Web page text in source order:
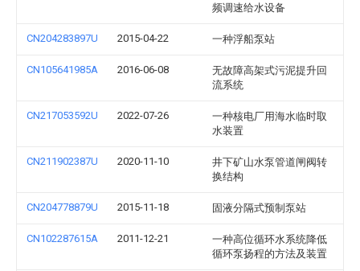
频调速给水设备
CN204283897U 2015-04-22 一种浮船泵站
CN105641985A 2016-06-08
无故障高架式污泥提升回
流系统
CN217053592U 2022-07-26
一种核电厂用海水临时取
水装置
CN211902387U 2020-11-10
井下矿山水泵管道闸阀转
换结构
CN204778879U 2015-11-18 固液分隔式预制泵站
CN102287615A 2011-12-21
一种高位循环水系统降低
循环泵扬程的方法及装置